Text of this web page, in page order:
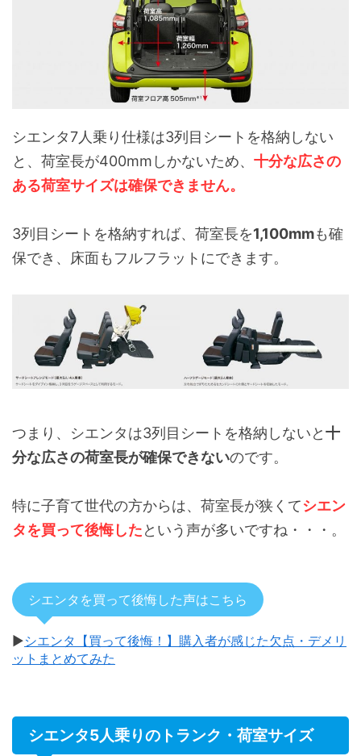
シエンタ7人乗り仕様は3列目シートを格納しない
と、荷室長が400mmしかないため、 十分な広さの
ある荷室サイズは確保できません。
3列目シートを格納すれば、荷室長を1,100mmも確
保でき、床面もフルフラットにできます。
つまり、シエンタは3列目シートを格納しないと十
分な広さの荷室長が確保できないのです。
特に子育て世代の方からは、荷室長が狭くてシエン
タを買って後悔したという声が多いですね・・・。
シエンタを買って後悔した声はこちら
▶シエンタ【買って後悔！】購入者が感じた欠点・デメリ
ットまとめてみた
シエンタ5人乗りのトランク・荷室サイズ